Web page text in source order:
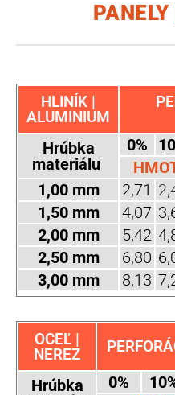
HLINÍK |
ALUMINIUM
Hrúbka
materiálu
0%
1,00 mm
2,71
1,50 mm
4,07
2,00 mm
5,42
2,50 mm
6,80
3,00 mm
8,13
OCEĽ |
NEREZ
Hrúbka
0%